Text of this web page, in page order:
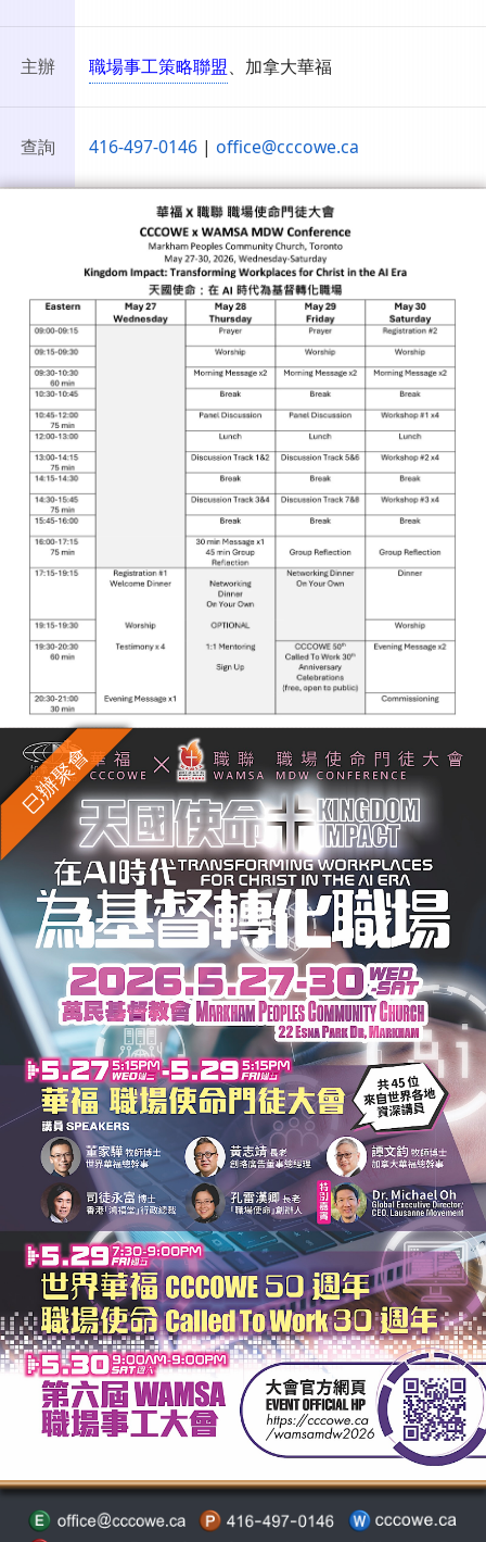
主辦 職場事工策略聯盟、加拿大華福
查詢 416-497-0146| office@cccowe.ca